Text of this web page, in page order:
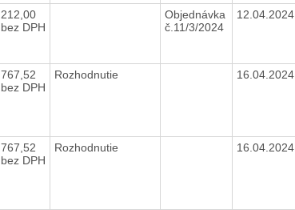
212,00
bez DPH
Objednávka
č.11/3/2024
12.04.2024
767,52
bez DPH
Rozhodnutie 16.04.2024
767,52
bez DPH
Rozhodnutie 16.04.2024